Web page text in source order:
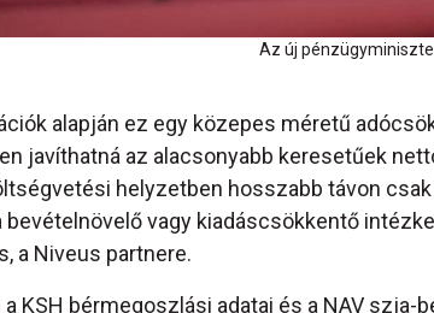
Az új
alapján ez egy közepes méretű
javíthatná az alacsonyabb keresetűek
helyzetben hosszabb távon csak
vagy kiadáscsökkentő
a Niveus partnere.
KSH bérmegoszlási adatai és a NAV szja-